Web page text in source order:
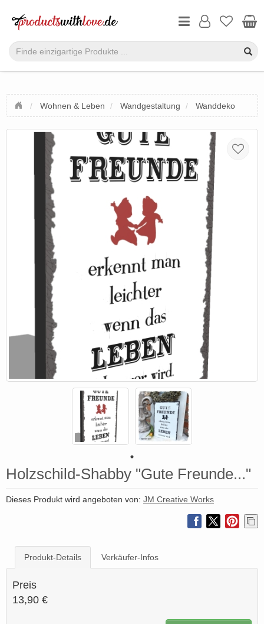
Wohnen & Leben Wandgestaltung Wanddeko
Holzschild-Shabby "Gute Freunde..."
Dieses Produkt wird angeboten von: JM Creative Works
Produkt-Details Verkäufer-Infos
Preis
13,90 €